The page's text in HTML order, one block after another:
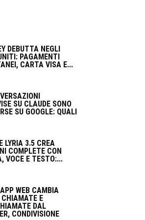
DEBUTTA NEGLI
PAGAMENTI
CARTA VISA E...
SU CLAUDE SONO
SU GOOGLE: QUALI
LYRIA 3.5 CREA
COMPLETE CON
VOCE E TESTO:...
WEB CAMBIA
E
DAL
CONDIVISIONE